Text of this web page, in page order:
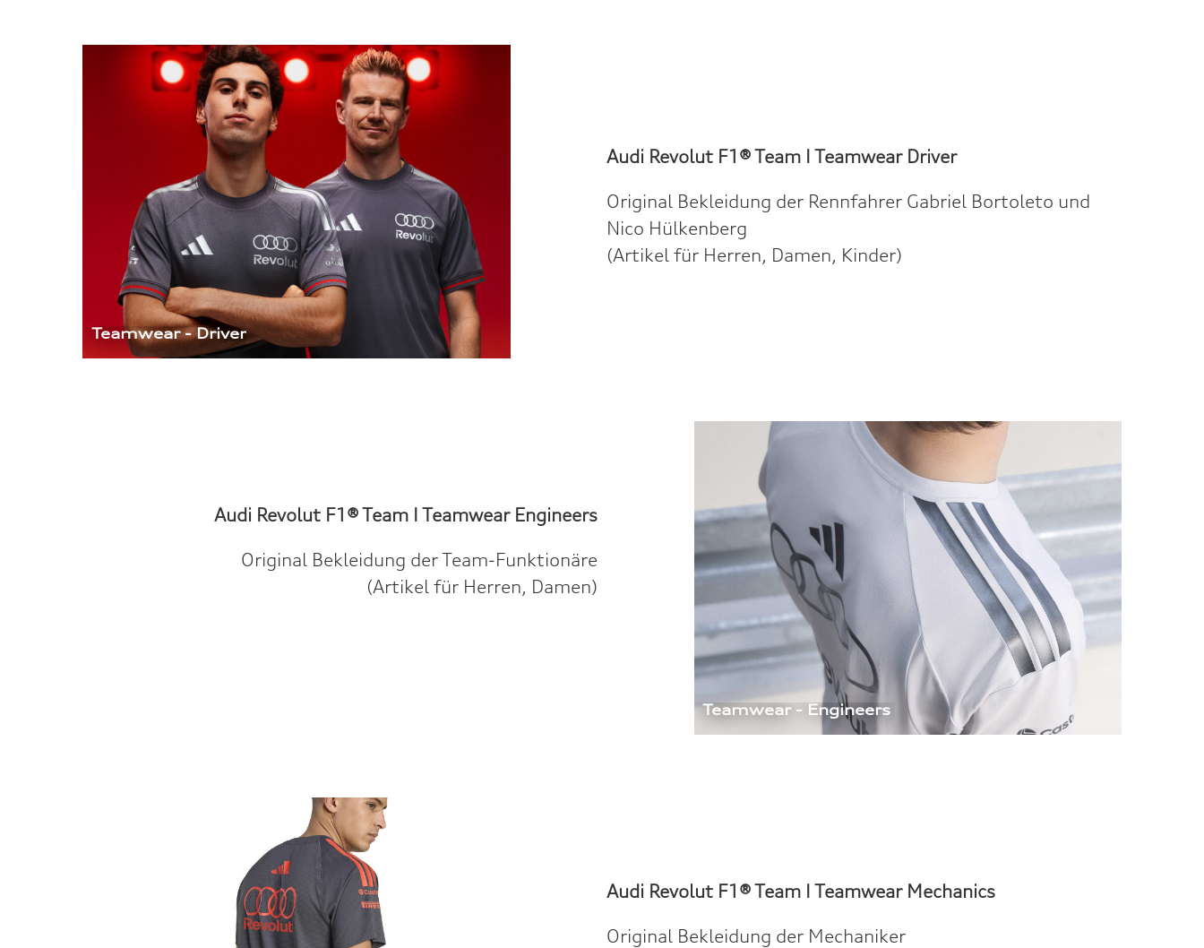
Audi Revolut F1® Team I Teamwear Driver
Original Bekleidung der Rennfahrer Gabriel Bortoleto und
Nico Hülkenberg
(Artikel für Herren, Damen, Kinder)
Audi Revolut F1® Team I Teamwear Engineers
Original Bekleidung der Team-Funktionäre
(Artikel für Herren, Damen)
Audi Revolut F1® Team I Teamwear Mechanics
Original Bekleidung der Mechaniker
Teamwear - Driver
Teamwear - Engineers